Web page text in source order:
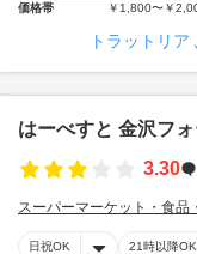
価格帯
￥1,800〜￥
トラットリ
はーべすと 金沢フ
3.30
スーパーマーケット・食品
日祝OK 21時以降OK